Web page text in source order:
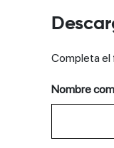
Completa el
Nombre